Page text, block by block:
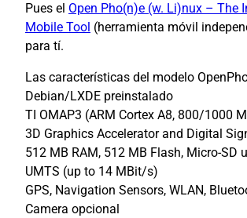
Pues el Open Pho(n)e (w. Li)nux – The
Mobile Tool (herramienta móvil
para tí.
Las características del modelo
Debian/LXDE preinstalado
TI OMAP3 (ARM Cortex A8, 800/1000
3D Graphics Accelerator and Digital
512 MB RAM, 512 MB Flash, Micro-SD
UMTS (up to 14 MBit/s)
GPS, Navigation Sensors, WLAN,
Camera opcional